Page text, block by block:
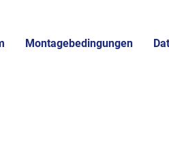
Montagebedingungen